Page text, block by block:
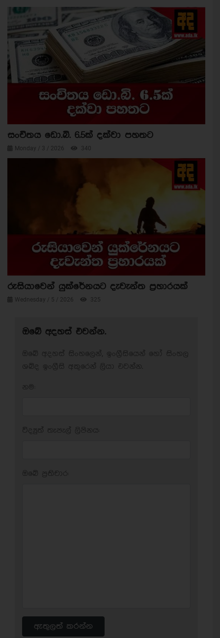
සංචිතය ඩො.බි. 6.5ක් දක්වා පහතට
Monday / 3 / 2026 340
රුසියාවෙන් යුක්රේනයට දැවැන්ත ප්‍රහාරයක්
Wednesday / 5 / 2026 325
ඔබේ අදහස් එවන්න.
ඇතුලත් කරන්න